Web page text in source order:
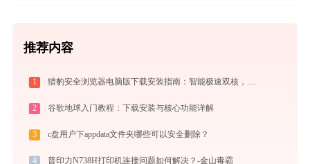
推荐内容
1 猎豹安全浏览器电脑版下载安装指南：智能极速双核，畅享安全无弹窗上网体验
2 谷歌地球入门教程：下载安装与核心功能详解
3 c盘用户下appdata文件夹哪些可以安全删除？
4 普印力N738H打印机连接问题如何解决？-金山毒霸